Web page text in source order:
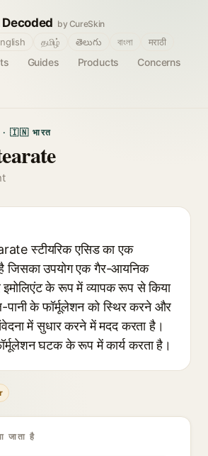
by CureSkin
Guides Products
Concerns
தமிழ் తెలుగు বাংলা मराठी
· 🇮🇳 भारत
स्टीयरिक एसिड का एक
जिसका उपयोग एक गैर-आयनिक
के रूप में व्यापक रूप से किया
पानी के फॉर्मूलेशन को स्थिर करने और
में सुधार करने में मदद करता है।
घटक के रूप में कार्य करता है।
जाता है